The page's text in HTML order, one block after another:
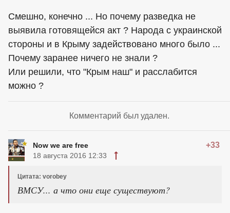
Смешно, конечно ... Но почему разведка не
выявила готовящейся акт ? Народа с украинской
стороны и в Крыму задействовано много было ...
Почему заранее ничего не знали ?
Или решили, что "Крым наш" и расслабится
можно ?
Комментарий был удален.
Now we are free +33
18 августа 2016 12:33
Цитата: vorobey
ВМСУ... а что они еще существуют?